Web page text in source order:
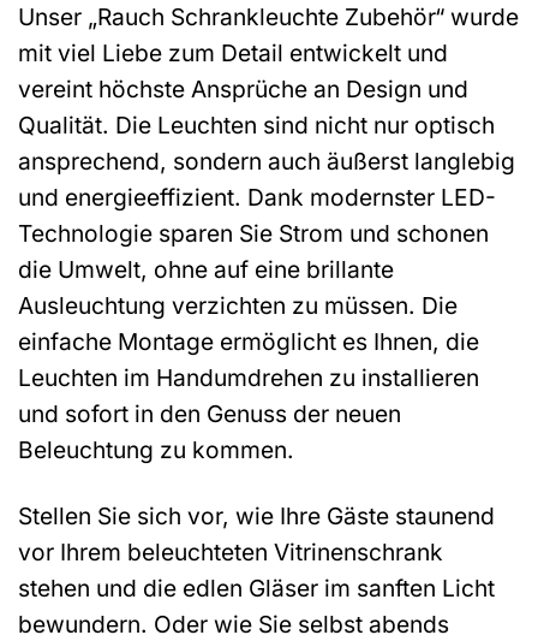
Unser „Rauch Schrankleuchte Zubehör“ wurde
mit viel Liebe zum Detail entwickelt und
vereint höchste Ansprüche an Design und
Qualität. Die Leuchten sind nicht nur optisch
ansprechend, sondern auch äußerst langlebig
und energieeffizient. Dank modernster LED-
Technologie sparen Sie Strom und schonen
die Umwelt, ohne auf eine brillante
Ausleuchtung verzichten zu müssen. Die
einfache Montage ermöglicht es Ihnen, die
Leuchten im Handumdrehen zu installieren
und sofort in den Genuss der neuen
Beleuchtung zu kommen.
Stellen Sie sich vor, wie Ihre Gäste staunend
vor Ihrem beleuchteten Vitrinenschrank
stehen und die edlen Gläser im sanften Licht
bewundern. Oder wie Sie selbst abends